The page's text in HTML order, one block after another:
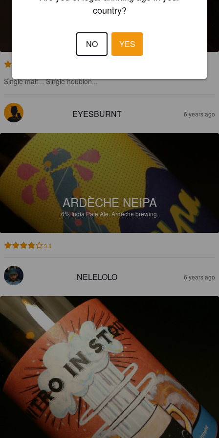
FIRST HOPPY
India Pale Ale. Ardèche brewing.
Single malt... Single houblon...
EYESBURNT 6 years ago
ARDÈCHE NEIPA
6%India Pale Ale. Ardèche brewing.
3.8
NELELOLO 6 years ago
country?
NO YES